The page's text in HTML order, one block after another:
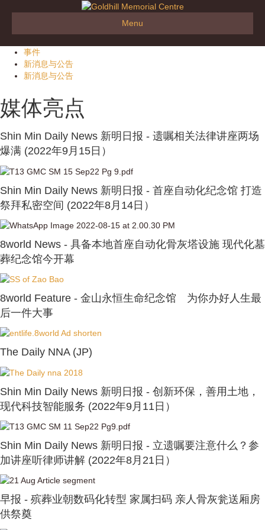
Menu
事件
新消息与公告
新消息与公告
媒体亮点
Shin Min Daily News 新明日报 - 遗嘱相关法律讲座两场
爆满 (2022年9月15日）
Shin Min Daily News 新明日报 - 首座自动化纪念馆 打造
祭拜私密空间 (2022年8月14日）
8world News - 具备本地首座自动化骨灰塔设施 现代化墓
葬纪念馆今开幕
8world Feature - 金山永恒生命纪念馆 为你办好人生最
后一件大事
The Daily NNA (JP)
Shin Min Daily News 新明日报 - 创新环保，善用土地，
现代科技智能服务 (2022年9月11日）
Shin Min Daily News 新明日报 - 立遗嘱要注意什么？参
加讲座听律师讲解 (2022年8月21日）
早报 - 殡葬业朝数码化转型 家属扫码 亲人骨灰瓮送厢房
供祭奠